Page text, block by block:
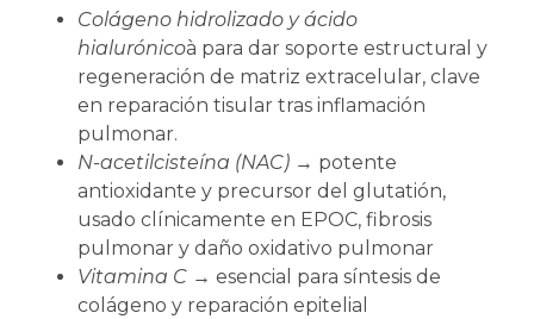
Colágeno hidrolizado y ácido
hialurónicoà para dar soporte estructural y
regeneración de matriz extracelular, clave
en reparación tisular tras inflamación
pulmonar.
N-acetilcisteína (NAC) → potente
antioxidante y precursor del glutatión,
usado clínicamente en EPOC, fibrosis
pulmonar y daño oxidativo pulmonar
Vitamina C → esencial para síntesis de
colágeno y reparación epitelial